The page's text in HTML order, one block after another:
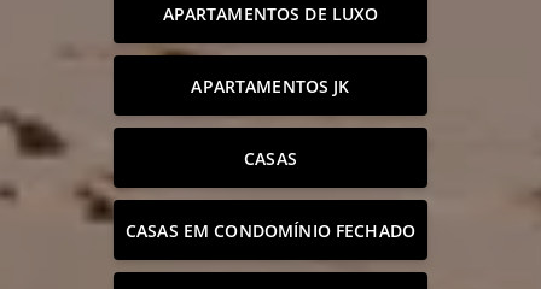
APARTAMENTOS DE LUXO
APARTAMENTOS JK
CASAS
CASAS EM CONDOMÍNIO FECHADO